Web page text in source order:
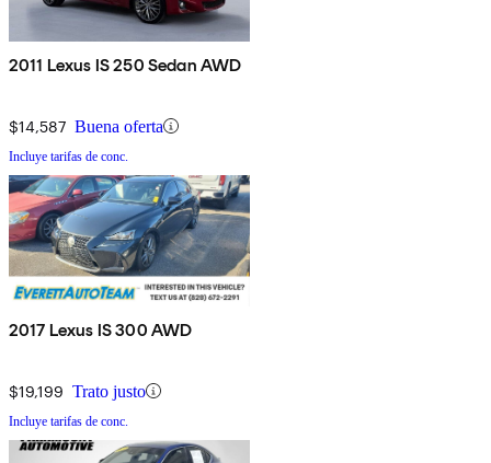
2011 Lexus IS 250 Sedan AWD
$14,587 Buena oferta
Incluye tarifas de conc.
2017 Lexus IS 300 AWD
$19,199 Trato justo
Incluye tarifas de conc.